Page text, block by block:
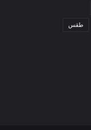
طقس